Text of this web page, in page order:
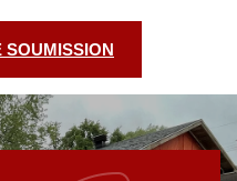
SOUMISSION